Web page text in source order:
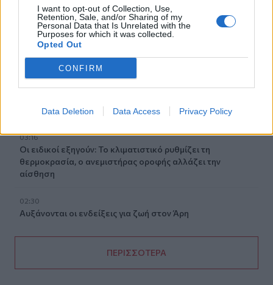
I want to opt-out of Collection, Use,
Retention, Sale, and/or Sharing of my
Personal Data that Is Unrelated with the
Purposes for which it was collected.
Opted Out
CONFIRM
Data Deletion Data Access Privacy Policy
χωρίς παγωτομηχανή
Φεύγουμε για διακοπές; Τα 7 πράγματα που πρέπει να
κάνουμε στο σπίτι πριν κλείσουμε την πόρτα
συχνά λάθη που πρέπει να προσέξουμε
03:16
Οι ειδικοί εξηγούν: Το κλιματιστικό ρυθμίζει τη
θερμοκρασία, ο ανεμιστήρας οροφής αλλάζει την
αίσθηση
02:30
Αυξάνονται οι ενδείξεις για ζωή στον Άρη
ΠΕΡΙΣΣΟΤΕΡΑ